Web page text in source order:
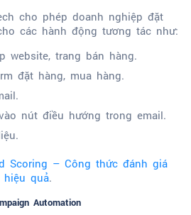
cho phép doanh nghiệp đặt
các hành động tương tác như:
website, trang bán hàng.
đặt hàng, mua hàng.
nút điều hướng trong email.
Scoring – Công thức đánh giá
hiệu quả.
Automation